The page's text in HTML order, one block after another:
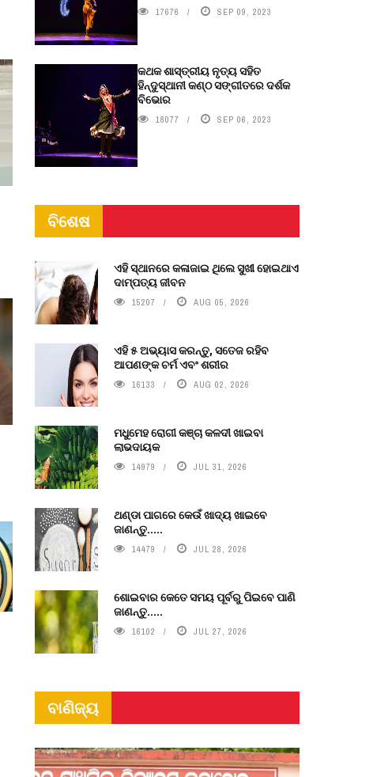
17676 SEP 09, 2023
କଥକ ଶାସ୍ତ୍ରୀୟ ନୃତ୍ୟ ସହିତ
ହିନ୍ଦୁସ୍ଥାନୀ କଣ୍ଠ ସଙ୍ଗୀତରେ ଦର୍ଶକ
ବିଭୋର
18077 SEP 06, 2023
ବିଶେଷ
ଏହି ସ୍ଥାନରେ କଳାଜାଇ ଥିଲେ ସୁଖୀ ହୋଇଥାଏ
ଦାମ୍ପତ୍ୟ ଜୀବନ
15207 AUG 05, 2026
ଏହି ୫ ଅଭ୍ୟାସ କରନ୍ତୁ, ସତେଜ ରହିବ
ଆପଣଙ୍କ ଚର୍ମ ଏବଂ ଶରୀର
16133 AUG 02, 2026
ମଧୁମେହ ରୋଗୀ କଞ୍ଚା କଳଦୀ ଖାଇବା
ଲାଭଦାୟକ
14979 JUL 31, 2026
ଥଣ୍ଡା ପାଗରେ କେଉଁ ଖାଦ୍ୟ ଖାଇବେ
ଜାଣନ୍ତୁ.....
14479 JUL 28, 2026
ଶୋଇବାର କେତେ ସମୟ ପୂର୍ବରୁ ପିଇବେ ପାଣି
ଜାଣନ୍ତୁ.....
16102 JUL 27, 2026
ବାଣିଜ୍ୟ